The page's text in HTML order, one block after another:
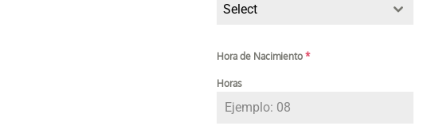
Select
Hora de Nacimiento *
Horas